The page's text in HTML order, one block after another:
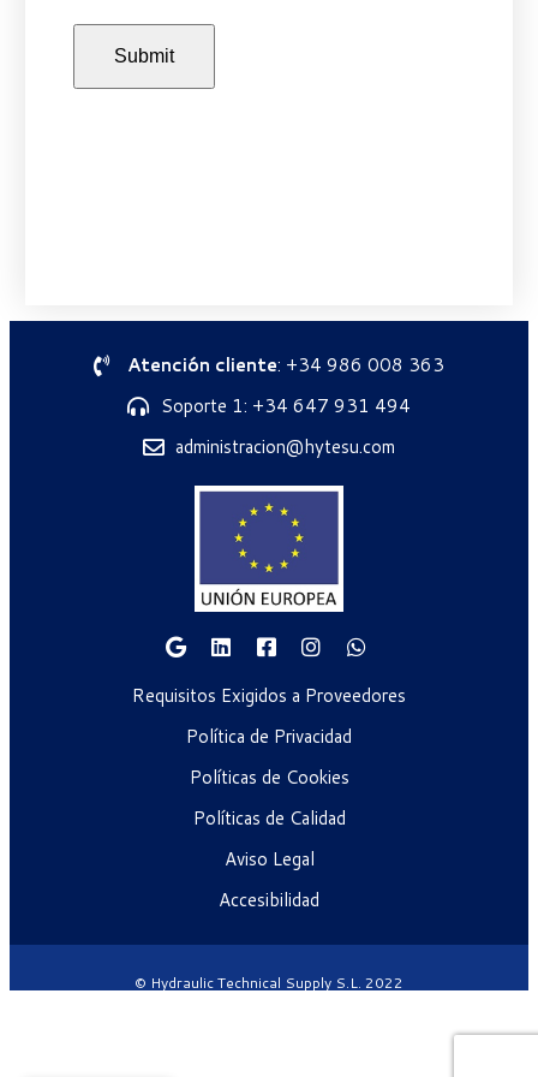
Atención cliente: +34 986 008 363
Soporte 1: +34 647 931 494
administracion@hytesu.com
Requisitos Exigidos a Proveedores
Política de Privacidad
Políticas de Cookies
Políticas de Calidad
Aviso Legal
Accesibilidad
© Hydraulic Technical Supply S.L. 2022